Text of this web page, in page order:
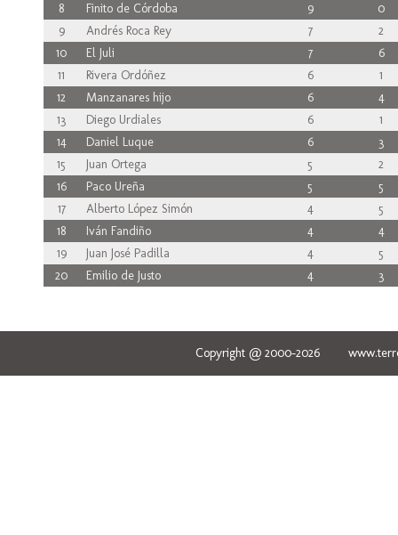
8
Finito de Córdoba 9
0
9
Andrés Roca Rey 7
2
10
El Juli 7
6
11
Rivera Ordóñez 6
1
12
Manzanares hijo 6
4
13
Diego Urdiales 6
1
14
Daniel Luque 6
3
15
Juan Ortega 5
2
16
Paco Ureña 5
5
17
Alberto López Simón 4
5
18
Iván Fandiño 4
4
19
Juan José Padilla 4
5
20
Emilio de Justo 4 3
Copyright @ 2000-2026